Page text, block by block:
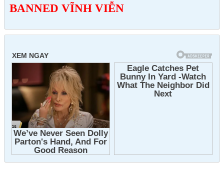
BANNED VĨNH VIỄN